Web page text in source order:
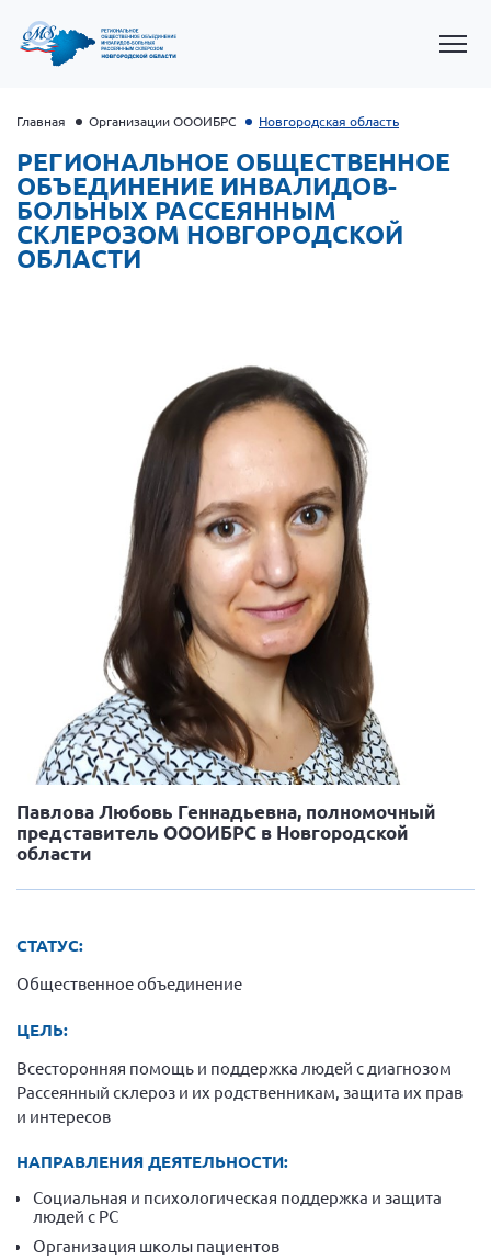
Президент Власов Я.В.
Первый вице-президент Кичигина Н. Ф.
Генеральный директор Матвиевская О.В.
Вице-президент Зрячева Н.В.
Вице-президент Шишлянников Ф.В.
Информационная служба
Отдел международных отношений
Вице-президент Черненко Д.Е.
Вице-президент Валюх М.В.
Вице-президент Чернова А.В.
Вице-президент Цикорин И.В.
Вице-президент Груба Л.В.
Главный бухгалтер Жаворонкова Г.М.
Конференция ОООИБРС 2026
Конференция ОООИБРС 2025
Экспертный совет ОООИБРС 2025
Конференция ОООИБРС 2023
Конференция ОООИБРС 2022
Конференция ОООИБРС 2021
Конференция ВСЭ 2021
Конференция ОООИБРС 2020
Документы съездов
Первый съезд
Второй съезд
Главная Организации ОООИБРС Новгородская область
РЕГИОНАЛЬНОЕ ОБЩЕСТВЕННОЕ
ОБЪЕДИНЕНИЕ ИНВАЛИДОВ-
БОЛЬНЫХ РАССЕЯННЫМ
СКЛЕРОЗОМ НОВГОРОДСКОЙ
ОБЛАСТИ
СТАТУС:
Общественное объединение
ЦЕЛЬ:
Всесторонняя помощь и поддержка людей с диагнозом
Рассеянный склероз и их родственникам, защита их прав
и интересов
НАПРАВЛЕНИЯ ДЕЯТЕЛЬНОСТИ:
Социальная и психологическая поддержка и защита
людей с РС
Организация школы пациентов
Павлова Любовь Геннадьевна, полномочный
представитель ОООИБРС в Новгородской
области